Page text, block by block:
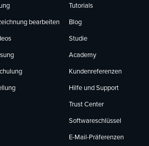
bearbeiten
Tutorials
Blog
Studie
Academy
Kundenreferenzen
Hilfe und Support
Trust Center
Softwareschlüssel
E-Mail-Präferenzen